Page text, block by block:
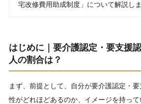
宅改修費用助成制度」について解説しま
はじめに｜要介護認定・要支援
人の割合は？
まず、前提として、自分が要介護認定・
性がどれほどあるのか、イメージを持っ